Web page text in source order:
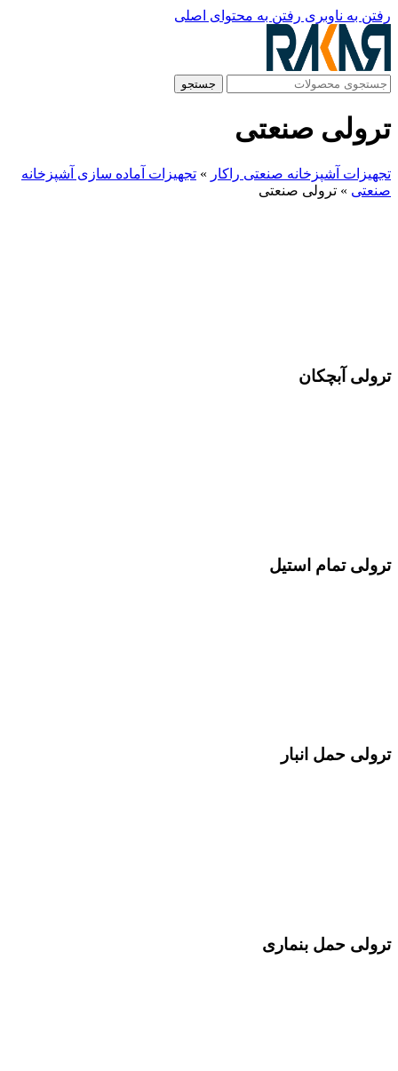
رفتن به ناوبری رفتن به محتوای اصلی
جستجو
ترولی صنعتی
تجهیزات آشپزخانه صنعتی راکار » تجهیزات آماده سازی آشپزخانه
صنعتی » ترولی صنعتی
ترولی آبچکان
ترولی تمام استیل
ترولی حمل انبار
ترولی حمل بنماری